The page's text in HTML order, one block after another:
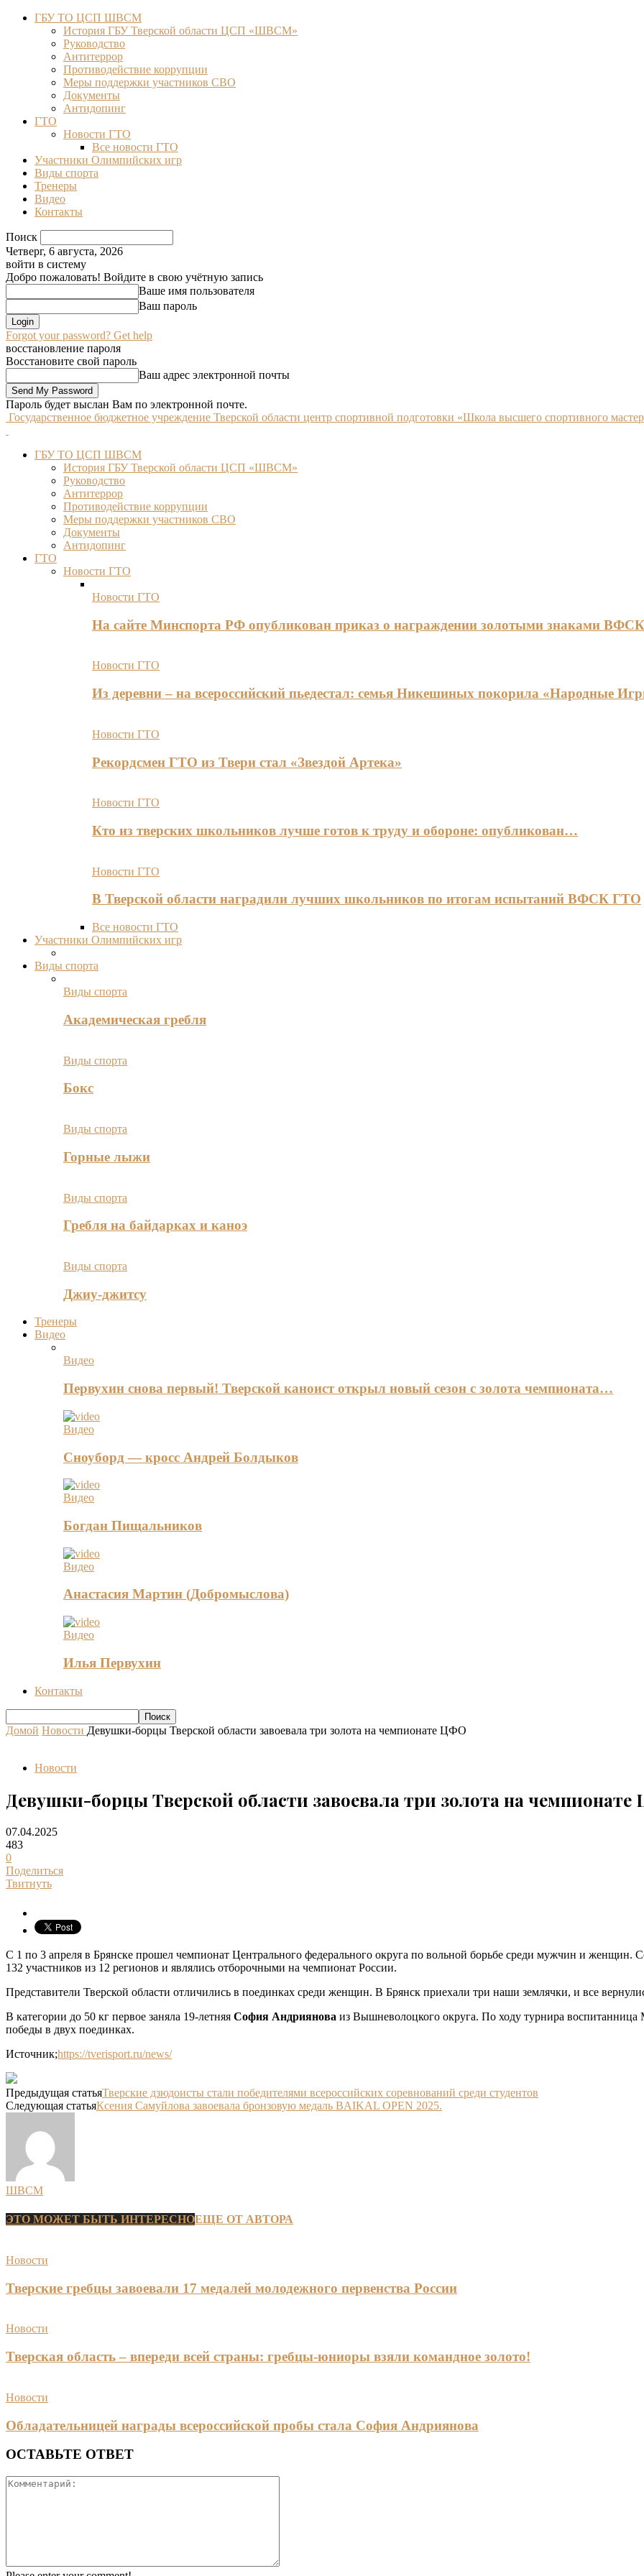
ГБУ ТО ЦСП ШВСМ
История ГБУ Тверской области ЦСП «ШВСМ»
Руководство
Антитеррор
Противодействие коррупции
Меры поддержки участников СВО
Документы
Антидопинг
ГТО
Новости ГТО
Все новости ГТО
Участники Олимпийских игр
Виды спорта
Тренеры
Видео
Контакты
Поиск
Четверг, 6 августа, 2026
войти в систему
Добро пожаловать! Войдите в свою учётную запись
Ваше имя пользователя
Ваш пароль
Forgot your password? Get help
восстановление пароля
Восстановите свой пароль
Ваш адрес электронной почты
Пароль будет выслан Вам по электронной почте.
Государственное бюджетное учреждение Тверской области центр спортивной подготовки «Школа высшего спортивного
ГБУ ТО ЦСП ШВСМ
История ГБУ Тверской области ЦСП «ШВСМ»
Руководство
Антитеррор
Противодействие коррупции
Меры поддержки участников СВО
Документы
Антидопинг
ГТО
Новости ГТО
Новости ГТО
На сайте Минспорта РФ опубликован приказ о награждении золотыми знаками
Новости ГТО
Из деревни – на всероссийский пьедестал: семья Никешиных покорила «Народные
Новости ГТО
Рекордсмен ГТО из Твери стал «Звездой Артека»
Новости ГТО
Кто из тверских школьников лучше готов к труду и обороне: опубликован…
Новости ГТО
В Тверской области наградили лучших школьников по итогам испытаний ВФСК ГТО
Все новости ГТО
Участники Олимпийских игр
Виды спорта
Виды спорта
Академическая гребля
Виды спорта
Бокс
Виды спорта
Горные лыжи
Виды спорта
Гребля на байдарках и каноэ
Виды спорта
Джиу-джитсу
Тренеры
Видео
Видео
Первухин снова первый! Тверской каноист открыл новый сезон с золота чемпионата…
Видео
Сноуборд — кросс Андрей Болдыков
Видео
Богдан Пищальников
Видео
Анастасия Мартин (Добромыслова)
Видео
Илья Первухин
Контакты
Домой Новости Девушки-борцы Тверской области завоевала три золота на чемпионате ЦФО
Новости
Девушки-борцы Тверской области завоевала три золота на
07.04.2025
483
0
Поделиться
Твитнуть
С 1 по 3 апреля в Брянске прошел чемпионат Центрального федерального округа по вольной борьбе среди мужчин и
132 участников из 12 регионов и являлись отборочными на чемпионат России.
Представители Тверской области отличились в поединках среди женщин. В Брянск приехали три наши землячки, и все
В категории до 50 кг первое заняла 19-летняя София Андриянова из Вышневолоцкого округа. По ходу турнира
победы в двух поединках.
Источник;https://tverisport.ru/news/
Предыдущая статьяТверские дзюдоисты стали победителями всероссийских соревнований среди студентов
Следующая статьяКсения Самуйлова завоевала бронзовую медаль BAIKAL OPEN 2025.
ШВСМ
ЭТО МОЖЕТ БЫТЬ ИНТЕРЕСНОЕЩЕ ОТ АВТОРА
Новости
Тверские гребцы завоевали 17 медалей молодежного первенства России
Новости
Тверская область – впереди всей страны: гребцы-юниоры взяли командное золото!
Новости
Обладательницей награды всероссийской пробы стала София Андриянова
ОСТАВЬТЕ ОТВЕТ